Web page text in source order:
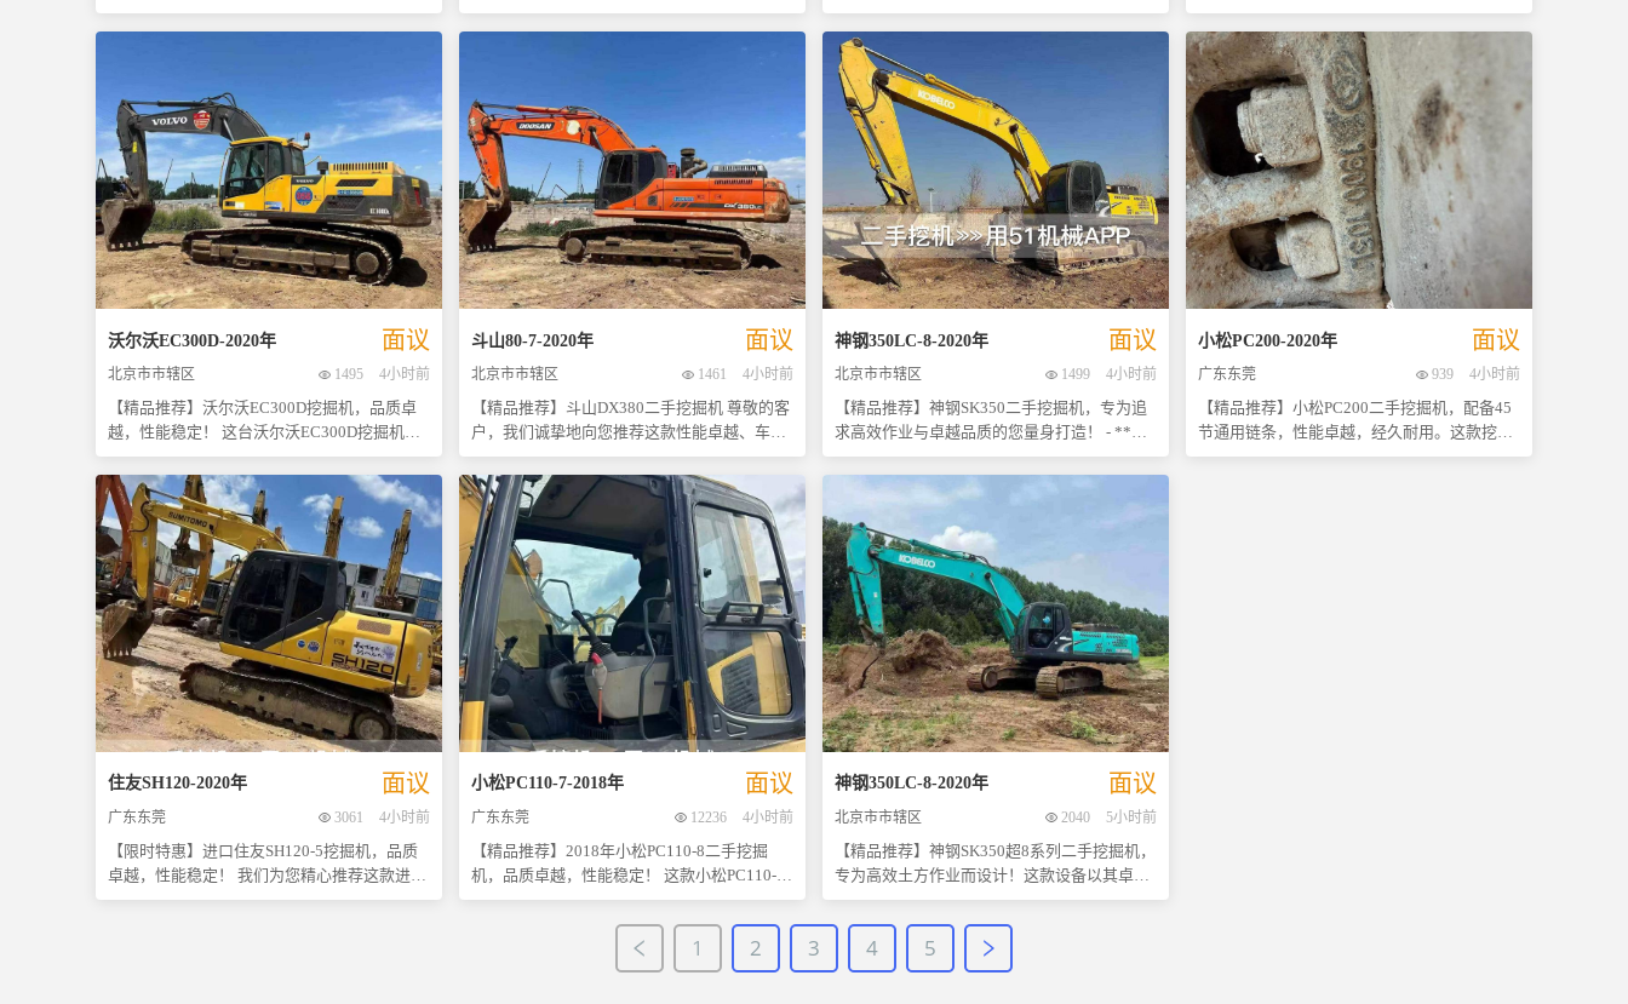
多详情吧！
不可多得的选择。数量有限，欢迎来电咨询或
亲临现场考察试驾，期待您的光临！ 注：具体
成交条件请详询销售顾问。
二手三一SY200挖掘机。自购买以来，该设备
一直得到精心维护与定期保养，确保了其优良
以媲美新车。 三一重工作为国内领先的工程机
械制造商之一，其产品以高效、耐用著称。这
款SY200型号挖掘机也不例外，它拥有强大的
挖掘力和平稳的操作性能，在各种复杂工况下
均能表现出色。非常适合用于建筑施工、矿山
开采以及市政工程等多个领域。 为了让您更加
放心地选择我们的设备，我们提供现场看车及
试机服务，让您亲身体验其卓越性能。同时，
我们也非常乐意就价格问题与您进行友好协
商，力求达成双方满意的交易条件。 机会难
得，欢迎感兴趣的朋友们尽快联系我们预约参
观！期待与您的合作！ 注：以上信息基于卖方
提供的资料整理而成，具体详情请以实物为
准。
来咨询。该设备整体状况良好，可现场看车试
驾，确保您满意后再做决定。 此款新源轮挖累
载了高效可靠的发动机，预计为康明斯系列，
功率强劲，能够提供充沛的动力支持，无论是
面对复杂地形还是高强度作业环境都能轻松应
对。此外，该机型配备了先进的液压系统，包
括高性能的液压泵与响应灵敏的液压马达组
合，确保了整机在操作过程中拥有出色的稳定
性和灵活性，大大提升了工作效率。 作为一款
专为提高施工效率而设计的专业设备，这台新
源轮挖不仅具备强大的挖掘能力，而且移动迅
速、转向灵活，特别适合城市道路维修、园林
绿化等多场景应用。其坚固耐用的结构设计加
上易于维护保养的特点，使得长期使用成本得
到有效控制，是您投资的理想选择之一。 我们
诚挚邀请各位莅临现场考察体验，相信它定能
比的二手挖掘机——临工210。这台设备于
2018年出厂，累计工作时长仅为9000小时，处
于其生命周期的最佳状态。作为个人一手车
源，该机从购买至今一直由原车主亲自操作并
精心维护，确保了机械性能稳定可靠。 - **品
牌优势**：山东临工是国内外知名的工程机械
制造商之一，以其卓越的质量和先进的技术而
闻名。 - **保养情况**：全程按照厂家标准进
行定期保养，所有维修记录完整可查，让您买
得放心、用得安心。 - **使用环境**：主要在
贵州毕节地区作业，避免了恶劣工况对机器造
成的过度损耗。 - **外观状况**：整体外观保
持良好，无明显磕碰痕迹，漆面光洁如新。 -
**核心部件**：发动机、液压系统等关键组件
均运行正常，动力强劲且响应迅速。 无论是土
方开挖还是矿山开采，这款临工210都能轻松
应对各种复杂工况，帮助您提高工作效率的同
时降低运营成本。现位于贵州省毕节市，欢迎
过，期待与您的合作！ 注：具体价格及更多详
情，请联系我们的销售顾问获取最新信息。
款二手336D2挖掘机，整体车况极佳，外观保
养得当，大件结构完好无损，不仅美观而且滴
油不漏，彰显出其良好的维护状态。液压系统
表现优异，操作灵敏度高，无论是挖掘力还是
灵活性都保持在最佳水平，确保了高效的工作
效率与长久的使用寿命。 经过专业团队的全面
检查与评估，本机各项指标均达到行业高标准
要求，能够满足各种复杂工况下的作业需求。
更重要的是，我们提供的价格极具竞争力，性
价比超高，让您无需额外投入即可直接投入使
用，快速回本。 选择我们的二手挖机，就是选
择了可靠性和经济性的完美结合。欢迎来电咨
询或实地考察，我们将竭诚为您服务！立即行
动吧，好机会不容错过！
沃尔沃EC300D-2020年 面议
北京市市辖区 1495 4小时前
【精品推荐】沃尔沃EC300D挖掘机，品质卓
越，性能稳定！ 这台沃尔沃EC300D挖掘机是
市场上难得一见的精品设备。作为一款新款车
型，它不仅继承了沃尔沃一贯的高品质制造工
艺，还经过了严格的质量检测，确保每一个关
键部件都处于最佳状态，大件不漏油，车况免
检，让您购买后即可放心使用。 特别值得一提
的是，该挖掘机拥有极其坚固耐用的底盘设
计，即使在恶劣的工作环境下也能保持出色的
稳定性与可靠性。这意味着，在未来几年内您
几乎不需要额外投入维修或更换零件的成本，
大大降低了运营成本，提高了工作效率。 现在
正是入手这款高性价比二手挖机的最佳时机！
价格实惠，机会难得，请尽快联系我们预约看
车吧！好货不等人，错过不再有！
斗山80-7-2020年 面议
北京市市辖区 1461 4小时前
【精品推荐】斗山DX380二手挖掘机 尊敬的客
户，我们诚挚地向您推荐这款性能卓越、车况
极佳的二手斗山DX380挖掘机。作为市场上备
受青睐的品牌之一，斗山以其出色的稳定性和
高效的工作效率赢得了广泛好评。此款DX380
不仅外观保养良好，更重要的是其核心部件
——发动机、液压泵及主控阀三大件均处于最
佳状态，运行顺畅无滴漏现象，保证了机器长
久稳定的作业能力。 底盘部分更是达到了九成
新的程度，结构坚固耐用，能够轻松应对各种
复杂工况下的挑战。购买后无需额外投入维修
费用即可直接投入工地使用，大大节省了您的
成本开支。 对于追求性价比与品质并重的朋友
来说，这绝对是一次难得的好机会！如果您对
这款斗山DX380感兴趣或有任何疑问，请随时
通过私信联系我们获取更多详情。期待着您的
咨询，并希望能尽快为您服务！ 注：所有信息
均基于现有资料提供，具体状况请以实物为
准。欢迎实地考察试机！
神钢350LC-8-2020年 面议
北京市市辖区 1499 4小时前
【精品推荐】神钢SK350二手挖掘机，专为追
求高效作业与卓越品质的您量身打造！ - **品
牌优势**：作为行业内的佼佼者，神钢挖掘机
以其出色的性能、耐用性和低维护成本赢得了
全球用户的广泛认可。这款SK350型号更是集
合了多项先进技术于一身，是中大型工程项目
的理想选择。 - **车况介绍**：本次出售的神
钢SK350挖机经过严格检测，整体状况极佳，
外观整洁无明显损伤；发动机运转平稳有力，
液压系统反应灵敏迅速，所有关键部件均处于
良好工作状态，保证了设备的高效率运行。 -
**适用场景广泛**：无论是城市建筑拆除、道
路桥梁建设还是矿山开采等复杂工况下，该机
型都能展现出色的表现力，轻松应对各种挑
战。 - **投资价值高**：相较于全新设备而
言，本款二手神钢SK350不仅价格更加亲民，
而且立即可用，无需等待交货期，快速投入生
产即可产生效益。 如果您正在寻找一款性价比
高的高品质二手挖掘机，请不要错过这次机
会！欢迎感兴趣的朋友随时联系我们获取更多
小松PC200-2020年 面议
广东东莞 939 4小时前
【精品推荐】小松PC200二手挖掘机，配备45
节通用链条，性能卓越，经久耐用。这款挖机
以其高效的工作能力和可靠的稳定性，在众多
住友SH120-2020年 面议
广东东莞 3061 4小时前
【限时特惠】进口住友SH120-5挖掘机，品质
卓越，性能稳定！ 我们为您精心推荐这款进口
住友SH120-5二手挖掘机。作为市场上备受好
小松PC110-7-2018年 面议
广东东莞 12236 4小时前
【精品推荐】2018年小松PC110-8二手挖掘
机，品质卓越，性能稳定！ 这款小松PC110-8
挖掘机自2018年以来一直保持着良好的工作状
态，外观大件保养得当，几乎无明显磨损痕
迹，整体呈现非常漂亮的外观。更重要的是，
它经过了全面的专业检测，机械状况优秀，可
神钢350LC-8-2020年 面议
北京市市辖区 2040 5小时前
【精品推荐】神钢SK350超8系列二手挖掘机，
专为高效土方作业而设计！这款设备以其卓越
的性能和可靠的稳定性赢得了广大用户的青
睐。它不仅拥有协调有力的动作表现，确保在
各种工况下都能展现出色的工作效率；更重要
的是，经过专业检测，本机大件部分状态极
1 2 3 4 5